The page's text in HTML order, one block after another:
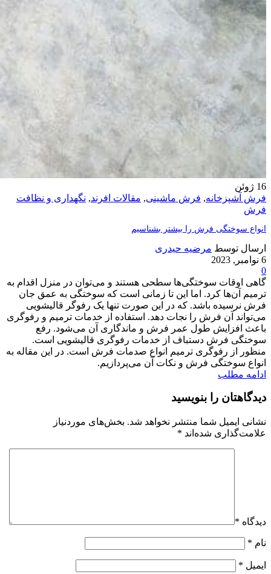
16 ژوئن
فرش آشپزخانه, فرش ماشینی, مقالات افرند, نگهداری و نظافت
فرش
انواع سوختگی فرش را بیشتر بشناسیم
ارسال توسط مرضیه حیدری
6 نوامبر, 2023
0
گاهی اوقات سوختگی‌ها سطحی هستند و می‌توان در منزل اقدام به
ترمیم آن‌ها کرد. اما این تا زمانی است که سوختگی به عمق جان
فرش نرسیده باشد. که در این صورت تنها یک رفوگر قالیشویی
می‌تواند آن فرش را نجات دهد. استفاده از خدمات ترمیم و رفوگری
باعث افزایش طول عمر فرش و ماندگاری آن می‌شود. رفع
سوختگی فرش دستباف از خدمات رفوگری قالیشویی است.
منظور از رفوگری ترمیم انواع صدمات فرش است. در این مقاله به
انواع سوختگی فرش و نکات آن می‌پردازیم.
ادامه مطلب
دیدگاهتان را بنویسید
نشانی ایمیل شما منتشر نخواهد شد. بخش‌های موردنیاز
علامت‌گذاری شده‌اند *
دیدگاه *
نام *
ایمیل *